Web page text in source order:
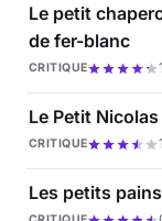
Le petit
de fer-blanc
CRITIQUE
Le Petit Nicolas
CRITIQUE
Les petits